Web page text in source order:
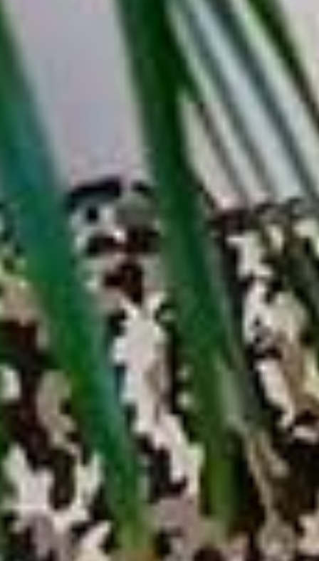
Sacchetti in carta amica per Food
Borse in carta automatica per Food